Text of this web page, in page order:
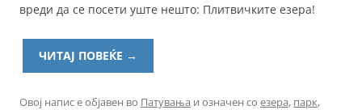
вреди да се посети уште нешто: Плитвичките езера!
ЧИТАЈ ПОВЕЌЕ →
Овој напис е објавен во Патувања и означен со езера, парк,